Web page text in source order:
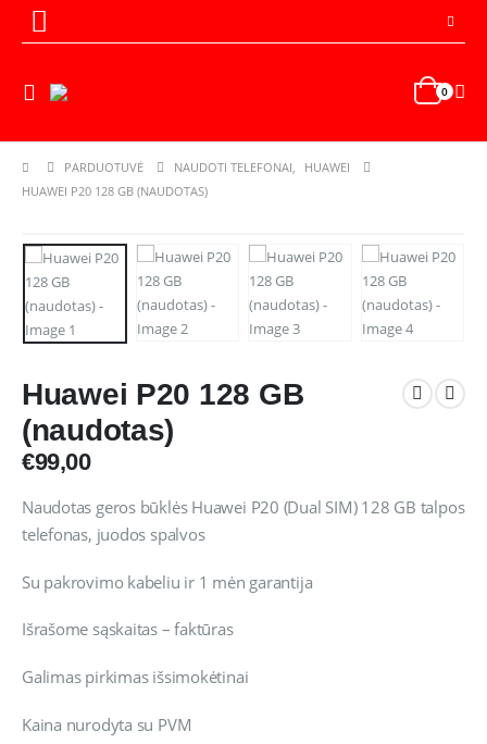
0
PARDUOTUVĖ NAUDOTI TELEFONAI,
HUAWEI
HUAWEI P20 128 GB (NAUDOTAS)
Huawei P20 128 GB
(naudotas)
€99,00
Naudotas geros būklės Huawei P20 (Dual SIM) 128 GB talpos
telefonas, juodos spalvos
Su pakrovimo kabeliu ir 1 mėn garantija
Išrašome sąskaitas – faktūras
Galimas pirkimas išsimokėtinai
Kaina nurodyta su PVM